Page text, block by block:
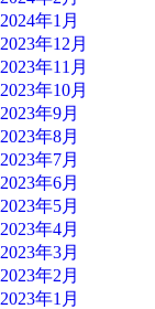
2024年1月
2023年12月
2023年11月
2023年10月
2023年9月
2023年8月
2023年7月
2023年6月
2023年5月
2023年4月
2023年3月
2023年2月
2023年1月